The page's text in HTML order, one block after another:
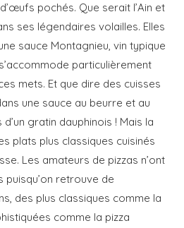
pochés. Que serait l’Ain et
ses légendaires volailles. Elles
sauce Montagnieu, vin typique
particulièrement
mets. Et que dire des cuisses
une sauce au beurre et au
gratin dauphinois ! Mais la
plats plus classiques cuisinés
Les amateurs de pizzas n’ont
puisqu’on retrouve de
des plus classiques comme la
comme la pizza